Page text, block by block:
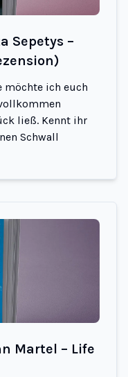
Sepetys –
möchte ich euch
ließ. Kennt ihr
Schwall
Martel – Life